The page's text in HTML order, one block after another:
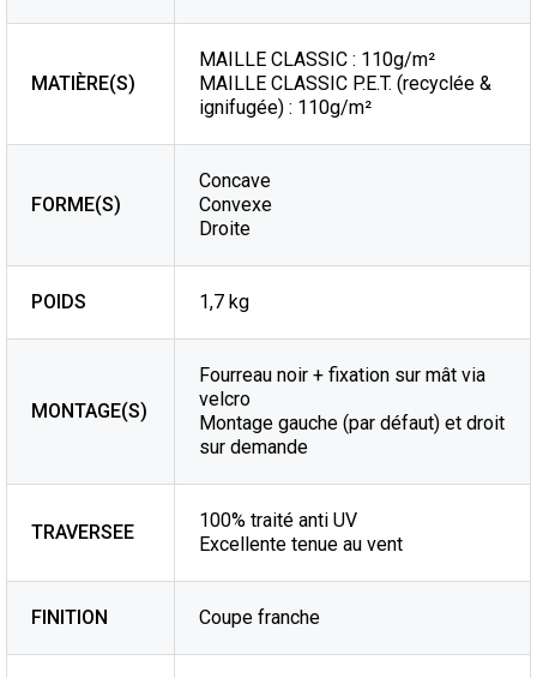
MATIÈRE(S)
MAILLE CLASSIC : 110g/m²
MAILLE CLASSIC P.E.T. (recyclée &
ignifugée) : 110g/m²
FORME(S)
Concave
Convexe
Droite
POIDS 1,7 kg
MONTAGE(S)
Fourreau noir + fixation sur mât via
velcro
Montage gauche (par défaut) et droit
sur demande
TRAVERSEE
100% traité anti UV
Excellente tenue au vent
FINITION Coupe franche